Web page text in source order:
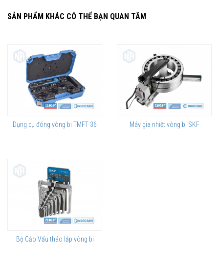
SẢN PHẨM KHÁC CÓ THỂ BẠN QUAN TÂM
Dụng cụ đóng vòng bi TMFT 36 Máy gia nhiệt vòng bi SKF
Bộ Cảo Vấu tháo lắp vòng bi